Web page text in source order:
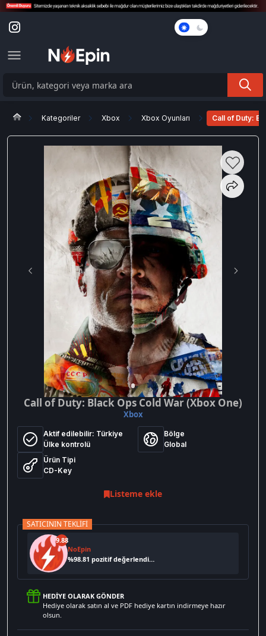
Kategoriler Xbox Xbox Oyunları Call of Duty:
Call of Duty: Black Ops Cold War (Xbox One)
Xbox
Aktif edilebilir: Türkiye
Ülke kontrolü
Bölge
Global
Ürün Tipi
CD-Key
Listeme ekle
SATICININ TEKLIFI
9.88
NoEpin
%98.81 pozitif değerlendirme
HEDIYE OLARAK GÖNDER
Hediye olarak satın al ve PDF hediye kartın indirmeye hazır
olsun.